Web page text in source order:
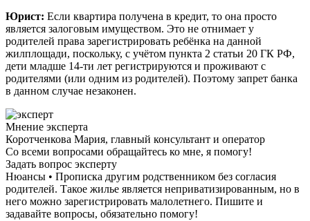
Юрист: Если квартира получена в кредит, то она просто
является залоговым имуществом. Это не отнимает у
родителей права зарегистрировать ребёнка на данной
жилплощади, поскольку, с учётом пункта 2 статьи 20 ГК РФ,
дети младше 14-ти лет регистрируются и проживают с
родителями (или одним из родителей). Поэтому запрет банка
в данном случае незаконен.
Мнение эксперта
Коротченкова Мария, главный консультант и оператор
Со всеми вопросами обращайтесь ко мне, я помогу!
Задать вопрос эксперту
Нюансы • Прописка другим родственником без согласия
родителей. Такое жилье является неприватизированным, но в
него можно зарегистрировать малолетнего. Пишите и
задавайте вопросы, обязательно помогу!